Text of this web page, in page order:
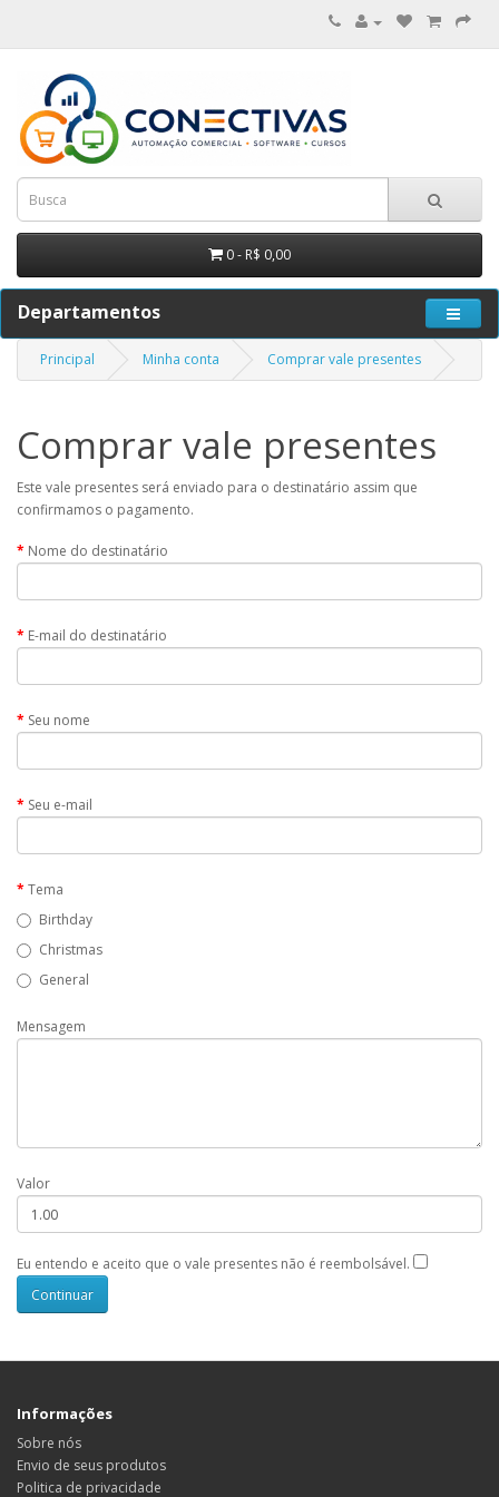
0 - R$ 0,00
Departamentos
Principal Minha conta Comprar vale presentes
Comprar vale presentes
Este vale presentes será enviado para o destinatário assim que
confirmamos o pagamento.
Nome do destinatário
E-mail do destinatário
Seu nome
Seu e-mail
Tema
Birthday
Christmas
General
Mensagem
Valor
Eu entendo e aceito que o vale presentes não é reembolsável.
Informações
Sobre nós
Envio de seus produtos
Politica de privacidade